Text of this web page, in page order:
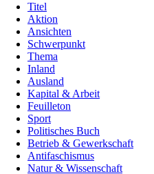
Titel
Aktion
Ansichten
Schwerpunkt
Thema
Inland
Ausland
Kapital & Arbeit
Feuilleton
Sport
Politisches Buch
Betrieb & Gewerkschaft
Antifaschismus
Natur & Wissenschaft